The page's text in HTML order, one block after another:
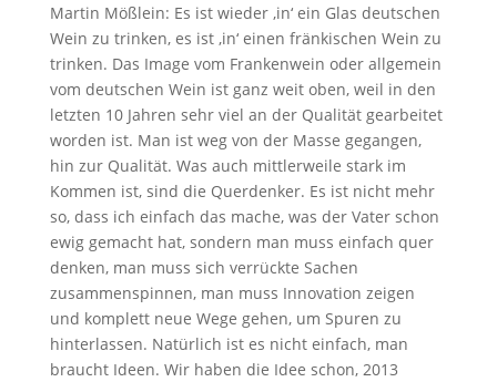
Martin Mößlein: Es ist wieder ‚in‘ ein Glas deutschen
Wein zu trinken, es ist ‚in‘ einen fränkischen Wein zu
trinken. Das Image vom Frankenwein oder allgemein
vom deutschen Wein ist ganz weit oben, weil in den
letzten 10 Jahren sehr viel an der Qualität gearbeitet
worden ist. Man ist weg von der Masse gegangen,
hin zur Qualität. Was auch mittlerweile stark im
Kommen ist, sind die Querdenker. Es ist nicht mehr
so, dass ich einfach das mache, was der Vater schon
ewig gemacht hat, sondern man muss einfach quer
denken, man muss sich verrückte Sachen
zusammenspinnen, man muss Innovation zeigen
und komplett neue Wege gehen, um Spuren zu
hinterlassen. Natürlich ist es nicht einfach, man
braucht Ideen. Wir haben die Idee schon, 2013